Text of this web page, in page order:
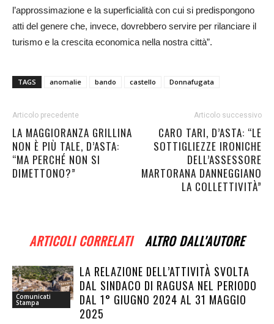
l’approssimazione e la superficialità con cui si predispongono
atti del genere che, invece, dovrebbero servire per rilanciare il
turismo e la crescita economica nella nostra città”.
TAGS anomalie bando castello Donnafugata
Articolo precedente
LA MAGGIORANZA GRILLINA
NON È PIÙ TALE, D’ASTA:
“MA PERCHÉ NON SI
DIMETTONO?”
Articolo successivo
CARO TARI, D’ASTA: “LE
SOTTIGLIEZZE IRONICHE
DELL’ASSESSORE
MARTORANA DANNEGGIANO
LA COLLETTIVITÀ”
ARTICOLI CORRELATI ALTRO DALL'AUTORE
Comunicati
Stampa
LA RELAZIONE DELL’ATTIVITÀ SVOLTA
DAL SINDACO DI RAGUSA NEL PERIODO
DAL 1° GIUGNO 2024 AL 31 MAGGIO
2025